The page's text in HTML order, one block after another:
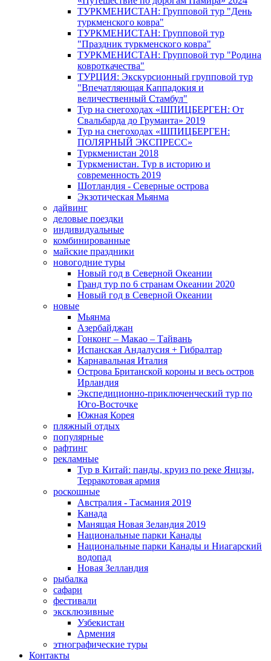
ТУРКМЕНИСТАН: Групповой тур "День
туркменского ковра"
ТУРКМЕНИСТАН: Групповой тур
"Праздник туркменского ковра"
ТУРКМЕНИСТАН: Групповой тур "Родина
ковроткачества"
ТУРЦИЯ: Экскурсионный групповой тур
"Впечатляющая Каппадокия и
величественный Стамбул"
Тур на снегоходах «ШПИЦБЕРГЕН: От
Свальбарда до Груманта» 2019
Тур на снегоходах «ШПИЦБЕРГЕН:
ПОЛЯРНЫЙ ЭКСПРЕСС»
Туркменистан 2018
Туркменистан. Тур в историю и
современность 2019
Шотландия - Северные острова
Экзотическая Мьянма
дайвинг
деловые поездки
индивидуальные
комбинированные
майские праздники
новогодние туры
Новый год в Северной Океании
Гранд тур по 6 странам Океании 2020
Новый год в Северной Океании
новые
Мьянма
Азербайджан
Гонконг – Макао – Тайвань
Испанская Андалусия + Гибралтар
Карнавальная Италия
Острова Британской короны и весь остров
Ирландия
Экспедиционно-приключенческий тур по
Юго-Восточке
Южная Корея
пляжный отдых
популярные
рафтинг
рекламные
Тур в Китай: панды, круиз по реке Янцзы,
Терракотовая армия
роскошные
Австралия - Тасмания 2019
Канада
Манящая Новая Зеландия 2019
Национальные парки Канады
Национальные парки Канады и Ниагарский
водопад
Новая Зелландия
рыбалка
сафари
фестивали
эксклюзивные
Узбекистан
Армения
этнографические туры
Контакты